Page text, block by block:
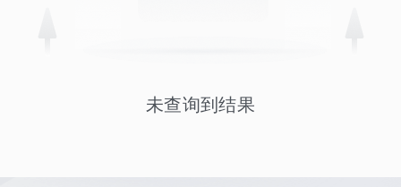
未查询到结果